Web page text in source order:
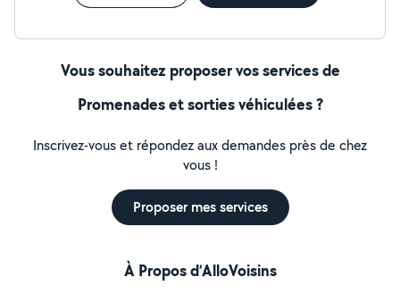
Vous souhaitez proposer vos services de
Promenades et sorties véhiculées ?
Inscrivez-vous et répondez aux demandes près de chez
vous !
Proposer mes services
À Propos d’AlloVoisins